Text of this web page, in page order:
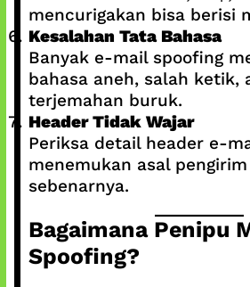
mencurigakan bisa berisi
Kesalahan Tata Bahasa
Banyak e-mail spoofing
bahasa aneh, salah ketik,
terjemahan buruk.
Header Tidak Wajar
Periksa detail header e-
menemukan asal
sebenarnya.
Bagaimana Penipu
Spoofing?